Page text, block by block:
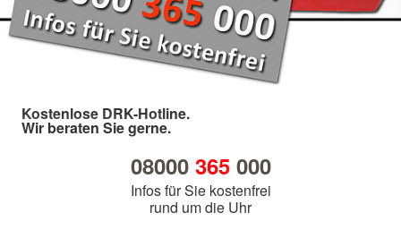
Kostenlose DRK-Hotline.
Wir beraten Sie gerne.
08000 365000
Infos für Sie kostenfrei
rund um die Uhr